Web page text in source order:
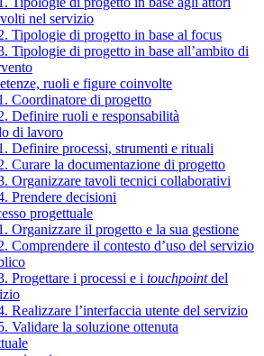
nel servizio
Tipologie di progetto in base al focus
Tipologie di progetto in base all’ambito di
ruoli e figure coinvolte
Coordinatore di progetto
Definire ruoli e responsabilità
di lavoro
Definire processi, strumenti e rituali
Curare la documentazione di progetto
Organizzare tavoli tecnici collaborativi
Prendere decisioni
progettuale
Organizzare il progetto e la sua gestione
Comprendere il contesto d’uso del servizio
Progettare i processi e i touchpointdel
Realizzare l’interfaccia utente del servizio
Validare la soluzione ottenuta